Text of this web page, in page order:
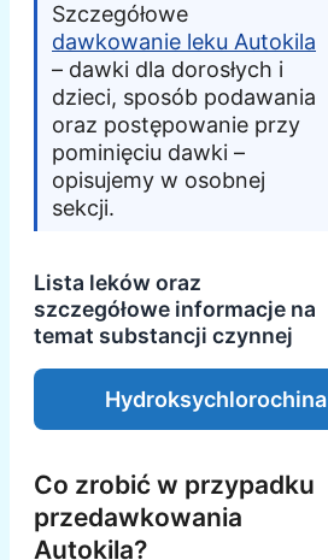
Szczegółowe
dawkowanie leku Autokila
– dawki dla dorosłych i
dzieci, sposób podawania
oraz postępowanie przy
pominięciu dawki –
opisujemy w osobnej
sekcji.
Lista leków oraz
szczegółowe informacje na
temat substancji czynnej
Hydroksychlorochina
Co zrobić w przypadku
przedawkowania
Autokila?